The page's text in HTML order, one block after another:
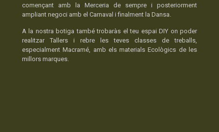
començant amb la Merceria de sempre i posteriorment
ampliant negoci amb el Carnaval i finalment la Dansa.
A la nostra botiga també trobaràs el teu espai DIY on poder
realitzar Tallers i rebre les teves classes de treballs,
especialment Macramé, amb els materials Ecològics de les
millors marques.